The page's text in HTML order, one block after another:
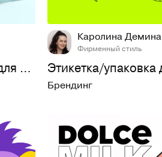
Этикетки (упаковка) и иллюстрации для косметики
Каролина Демина
Фирменный стиль
Брендинг